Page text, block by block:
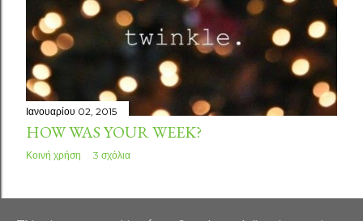
Ιανουαρίου 02, 2015
HOW WAS YOUR WEEK?
Κοινή χρήση 3 σχόλια
ΠΑΛΑΙΌΤΕΡΕΣ ΑΝΑΡΤΉΣΕΙΣ